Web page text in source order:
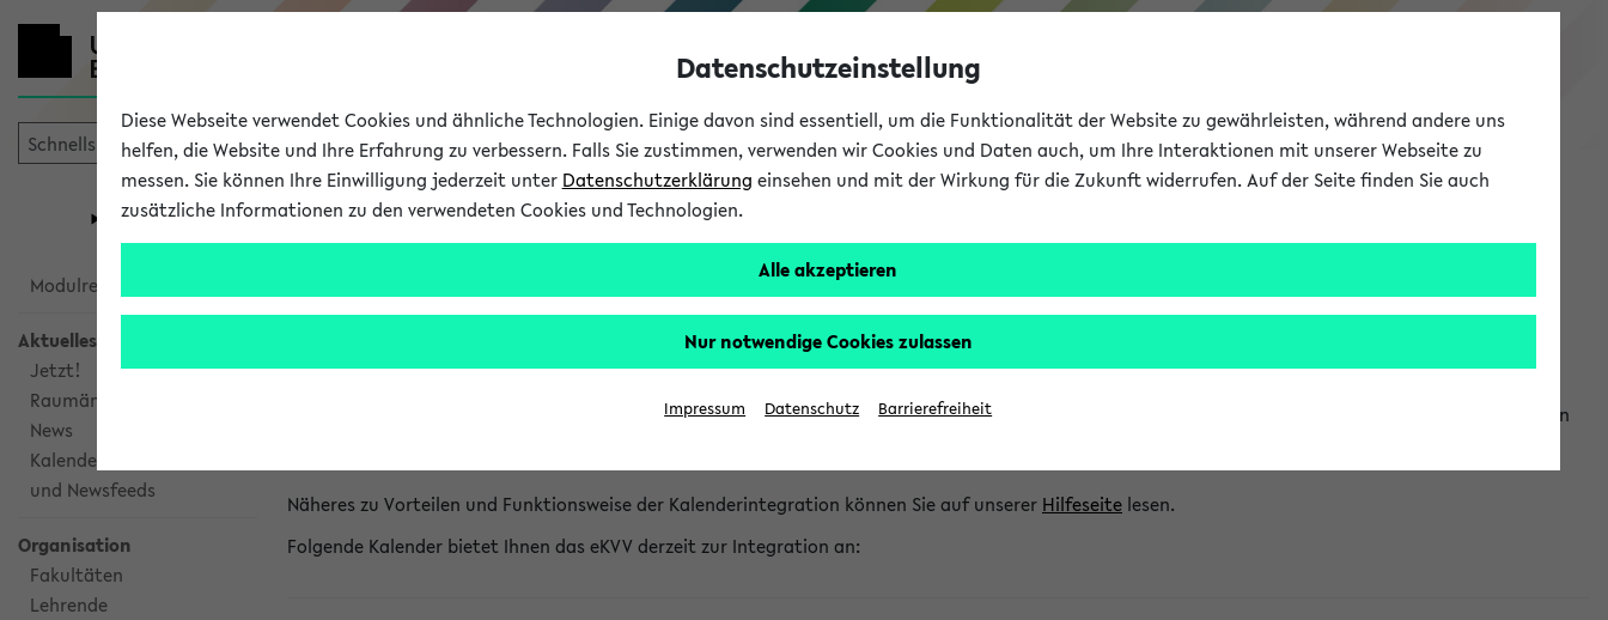
eKVV
Universität Forschung Studium
eKVV
Modulrecherche
Aktuelles
Jetzt!
Raumänderungen
News
Kalenderintegration
und Newsfeeds
Organisation
Fakultäten
Lehrende
Kalenderintegration und Newsfeeds
Kalenderintegration
Das eKVV bietet Ihnen die Möglichkeit, Veranstaltungstermine in eine Vielzahl von Kalenderanwendungen einzubinden. Auf diese Weise können Sie einen
Näheres zu Vorteilen und Funktionsweise der Kalenderintegration können Sie auf unserer Hilfeseite lesen.
Folgende Kalender bietet Ihnen das eKVV derzeit zur Integration an:
Datenschutzeinstellung
Diese Webseite verwendet Cookies und ähnliche Technologien. Einige davon sind essentiell, um die Funktionalität der Website zu gewährleisten, während andere uns
helfen, die Website und Ihre Erfahrung zu verbessern. Falls Sie zustimmen, verwenden wir Cookies und Daten auch, um Ihre Interaktionen mit unserer Webseite zu
messen. Sie können Ihre Einwilligung jederzeit unter Datenschutzerklärung einsehen und mit der Wirkung für die Zukunft widerrufen. Auf der Seite finden Sie auch
zusätzliche Informationen zu den verwendeten Cookies und Technologien.
Alle akzeptieren
Nur notwendige Cookies zulassen
Impressum Datenschutz Barrierefreiheit